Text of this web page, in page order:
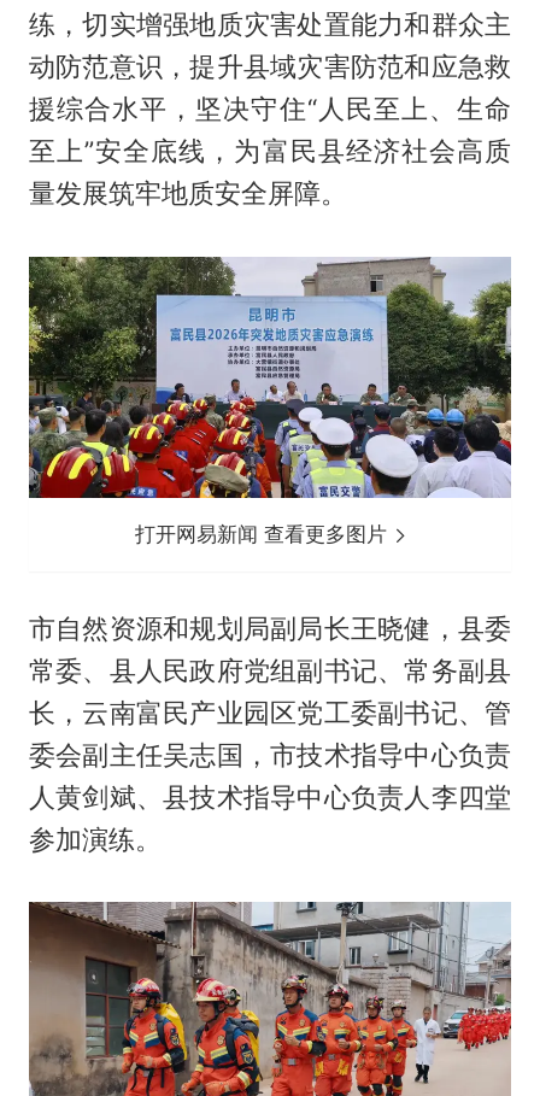
练，切实增强地质灾害处置能力和群众主
动防范意识，提升县域灾害防范和应急救
援综合水平，坚决守住“人民至上、生命
至上”安全底线，为富民县经济社会高质
量发展筑牢地质安全屏障。
打开网易新闻 查看更多图片
市自然资源和规划局副局长王晓健，县委
常委、县人民政府党组副书记、常务副县
长，云南富民产业园区党工委副书记、管
委会副主任吴志国，市技术指导中心负责
人黄剑斌、县技术指导中心负责人李四堂
参加演练。